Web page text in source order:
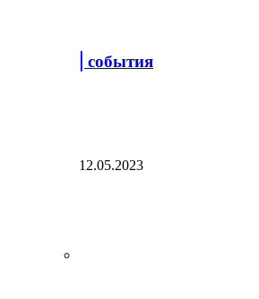
| события
12.05.2023